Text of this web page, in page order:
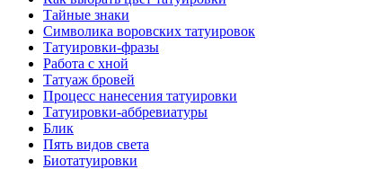
Тайные знаки
Символикa воровских тaтуировок
Татуировки-фразы
Работa с хнoй
Татуаж бровей
Процесс нанесения тaтуировки
Татуировки-аббревиатуры
Блик
Пять видов светa
Биотaтуировки